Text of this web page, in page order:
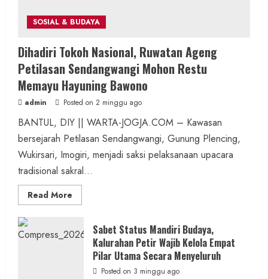
SOSIAL & BUDAYA
Dihadiri Tokoh Nasional, Ruwatan Ageng
Petilasan Sendangwangi Mohon Restu
Memayu Hayuning Bawono
admin Posted on 2 minggu ago
BANTUL, DIY || WARTA-JOGJA.COM – Kawasan
bersejarah Petilasan Sendangwangi, Gunung Plencing,
Wukirsari, Imogiri, menjadi saksi pelaksanaan upacara
tradisional sakral...
Read More
more
Tokoh
Nasional,
Ruwatan
Ageng
Petilasan
Sendangwangi
Sabet Status Mandiri Budaya,
Kalurahan Petir Wajib Kelola Empat
Pilar Utama Secara Menyeluruh
Posted on 3 minggu ago